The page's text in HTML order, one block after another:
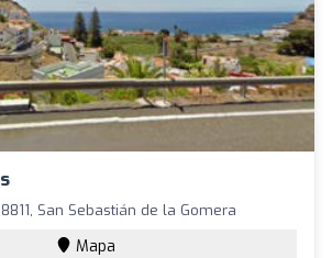
San Sebastián de la Gomera
Mapa